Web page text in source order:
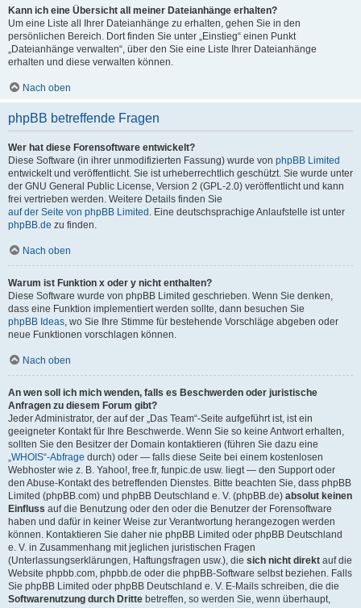
Kann ich eine Übersicht all meiner Dateianhänge erhalten?
Um eine Liste all Ihrer Dateianhänge zu erhalten, gehen Sie in den
persönlichen Bereich. Dort finden Sie unter „Einstieg“ einen Punkt
„Dateianhänge verwalten“, über den Sie eine Liste Ihrer Dateianhänge
erhalten und diese verwalten können.
Nach oben
phpBB betreffende Fragen
Wer hat diese Forensoftware entwickelt?
Diese Software (in ihrer unmodifizierten Fassung) wurde von phpBB Limited
entwickelt und veröffentlicht. Sie ist urheberrechtlich geschützt. Sie wurde unter
der GNU General Public License, Version 2 (GPL-2.0) veröffentlicht und kann
frei vertrieben werden. Weitere Details finden Sie
auf der Seite von phpBB Limited . Eine deutschsprachige Anlaufstelle ist unter
phpBB.de zu finden.
Nach oben
Warum ist Funktion x oder y nicht enthalten?
Diese Software wurde von phpBB Limited geschrieben. Wenn Sie denken,
dass eine Funktion implementiert werden sollte, dann besuchen Sie
phpBB Ideas, wo Sie Ihre Stimme für bestehende Vorschläge abgeben oder
neue Funktionen vorschlagen können.
Nach oben
An wen soll ich mich wenden, falls es Beschwerden oder juristische
Anfragen zu diesem Forum gibt?
Jeder Administrator, der auf der „Das Team“-Seite aufgeführt ist, ist ein
geeigneter Kontakt für Ihre Beschwerde. Wenn Sie so keine Antwort erhalten,
sollten Sie den Besitzer der Domain kontaktieren (führen Sie dazu eine
„WHOIS“-Abfrage durch) oder — falls diese Seite bei einem kostenlosen
Webhoster wie z. B. Yahoo!, free.fr, funpic.de usw. liegt — den Support oder
den Abuse-Kontakt des betreffenden Dienstes. Bitte beachten Sie, dass phpBB
Limited (phpBB.com) und phpBB Deutschland e. V. (phpBB.de) absolut keinen
Einfluss auf die Benutzung oder den oder die Benutzer der Forensoftware
haben und dafür in keiner Weise zur Verantwortung herangezogen werden
können. Kontaktieren Sie daher nie phpBB Limited oder phpBB Deutschland
e. V. in Zusammenhang mit jeglichen juristischen Fragen
(Unterlassungserklärungen, Haftungsfragen usw.), die sich nicht direkt auf die
Website phpbb.com, phpbb.de oder die phpBB-Software selbst beziehen. Falls
Sie phpBB Limited oder phpBB Deutschland e. V. E-Mails schreiben, die die
Softwarenutzung durch Dritte betreffen, so werden Sie, wenn überhaupt,